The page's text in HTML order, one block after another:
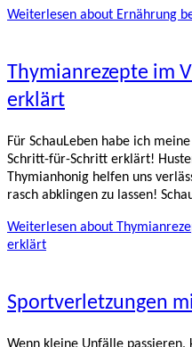
Weiterlesen about Ernährung
Thymianrezepte im
erklärt
Für SchauLeben habe ich
Schritt-für-Schritt erklärt!
Thymianhonig helfen uns
rasch abklingen zu lassen!
Weiterlesen about
erklärt
Sportverletzungen